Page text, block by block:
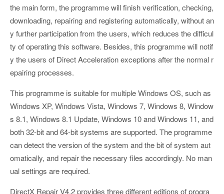
the main form, the programme will finish verification, checking,
downloading, repairing and registering automatically, without an
y further participation from the users, which reduces the difficul
ty of operating this software. Besides, this programme will notif
y the users of Direct Acceleration exceptions after the normal r
epairing processes.
This programme is suitable for multiple Windows OS, such as
Windows XP, Windows Vista, Windows 7, Windows 8, Window
s 8.1, Windows 8.1 Update, Windows 10 and Windows 11, and
both 32-bit and 64-bit systems are supported. The programme
can detect the version of the system and the bit of system aut
omatically, and repair the necessary files accordingly. No man
ual settings are required.
DirectX Repair V4.2 provides three different editions of progra